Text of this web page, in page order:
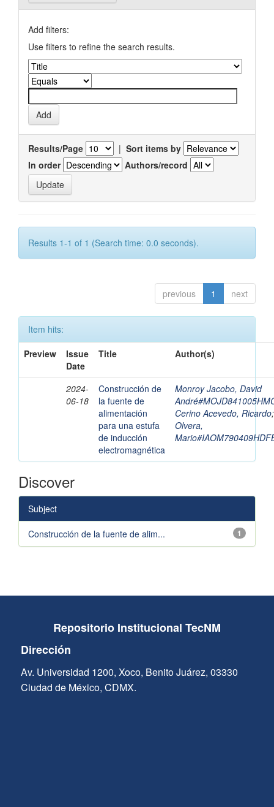
Add filters:
Use filters to refine the search results.
Results/Page | Sort items by
In order
Authors/record
Results 1-1 of 1 (Search time: 0.0 seconds).
previous 1 next
Item hits:
Preview
Issue
Date
Title Author(s)
2024-
06-18
Construcción de
la fuente de
alimentación
para una estufa
de inducción
electromagnética
Monroy Jacobo, David
Cerino Acevedo, Ricardo
Olvera,
Discover
Subject
1
Construcción de la fuente de alim...
Repositorio Institucional TecNM
Dirección
Av. Universidad 1200, Xoco, Benito Juárez, 03330
Ciudad de México, CDMX.